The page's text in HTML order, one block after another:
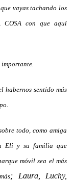
vayas tachando los
COSA con que aquí
habernos sentido más
todo, como amiga
Eli y su familia que
móvil sea el más
; Laura, Luchy,